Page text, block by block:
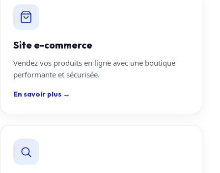
Site e-commerce
Vendez vos produits en ligne avec une boutique
performante et sécurisée.
En savoir plus →